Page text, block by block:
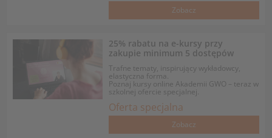
Zobacz
25% rabatu na e-kursy przy
zakupie minimum 5 dostępów
Trafne tematy, inspirujący wykładowcy,
elastyczna forma.
Poznaj kursy online Akademii GWO – teraz w
szkolnej ofercie specjalnej.
Oferta specjalna
Zobacz